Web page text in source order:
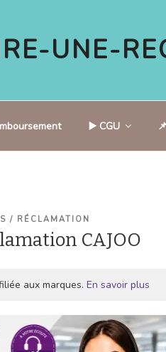
UNE-
▶️ CGU
/ RÉCLAMATION
CAJOO
aux marques. En savoir plus